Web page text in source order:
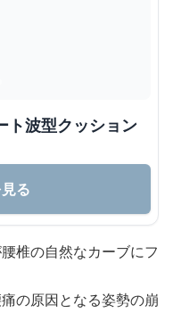
ト波型クッション
る
椎の自然なカーブにフ
の原因となる姿勢の崩